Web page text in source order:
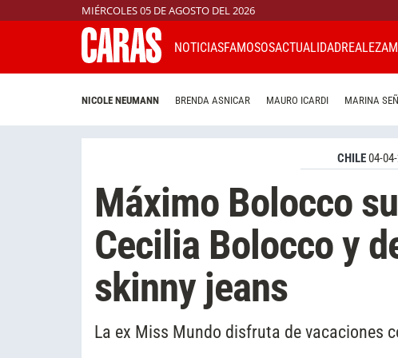
MIÉRCOLES 05 DE AGOSTO DEL 2026
NOTICIASFAMOSOSACTUALIDADREALEZA
NICOLE NEUMANN BRENDA ASNICAR MAURO ICARDI MARINA
CHILE04-
Máximo Bolocco
Cecilia Bolocco y
skinny jeans
La ex Miss Mundo disfruta de vacaciones